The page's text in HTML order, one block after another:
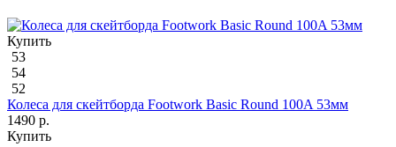
Купить
53
54
52
Колеса для скейтборда Footwork Basic Round 100A 53мм
1490 р.
Купить